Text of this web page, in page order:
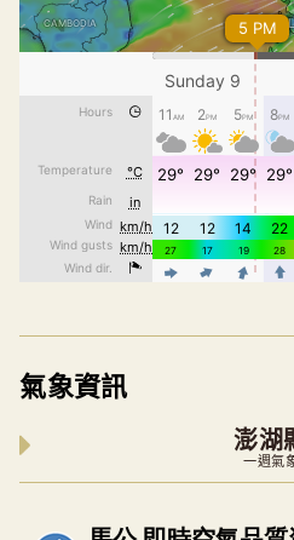
氣象資訊
澎湖
一週氣
內嵌空氣品質小工具為